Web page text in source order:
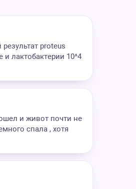
proteus
и лактобактерии 10^4
и живот почти не
спала , хотя